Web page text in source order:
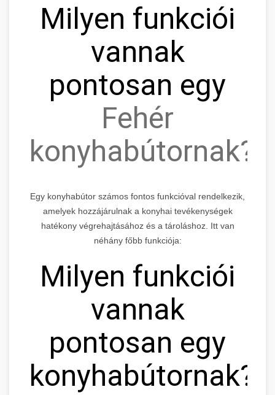
Milyen funkciói
vannak
pontosan egy
Fehér
konyhabútornak?
Egy konyhabútor számos fontos funkcióval rendelkezik,
amelyek hozzájárulnak a konyhai tevékenységek
hatékony végrehajtásához és a tároláshoz. Itt van
néhány főbb funkciója:
Milyen funkciói
vannak
pontosan egy
konyhabútornak?